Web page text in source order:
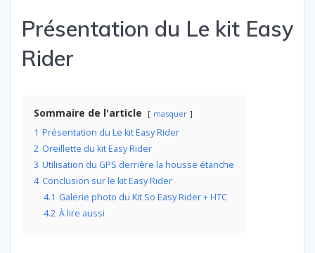
Présentation du Le kit Easy
Rider
Sommaire de l'article masquer
1 Présentation du Le kit Easy Rider
2 Oreillette du kit Easy Rider
3 Utilisation du GPS derrière la housse étanche
4 Conclusion sur le kit Easy Rider
4.1 Galerie photo du Kit So Easy Rider + HTC
4.2 À lire aussi